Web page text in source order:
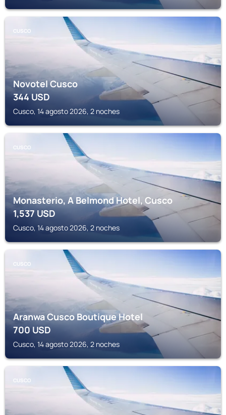
CUSCO
Novotel Cusco
344USD
Cusco, 14 agosto 2026, 2 noches
CUSCO
Monasterio, A Belmond Hotel, Cusco
1,537USD
Cusco, 14 agosto 2026, 2 noches
CUSCO
Aranwa Cusco Boutique Hotel
700USD
Cusco, 14 agosto 2026, 2 noches
CUSCO